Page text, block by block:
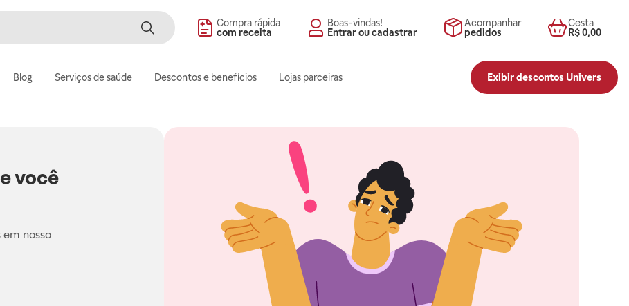
Compra rápida
com receita
Boas-vindas!
Entrar ou cadastrar
Acompanhar
pedidos
Cesta
R$ 0,00
Blog Serviços de saúde Descontos e benefícios Lojas parceiras Exibir descontos Univers
você
nosso